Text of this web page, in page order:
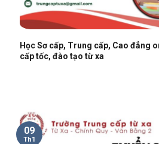
Học Sơ cấp, Trung cấp, Cao đẳng
cấp tốc, đào tạo từ xa
09
Th1